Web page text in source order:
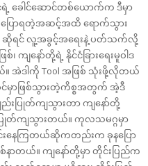
ရဲ့ ခေါင်ဆောင်တစ်ယောက်က ဒီမှာ
ပြောရတဲ့အဆင့်အထိ ရောက်သွား
ဆိုရင် လူ့အခွင့်အရေးနဲ့ ပတ်သက်လို့
ကျနော်တို့ရဲ့ နိုင်ငံခြားရေးမူဝါဒ
။ အဲဒါကို Tool အဖြစ် သုံးဖို့လိုတယ်
မှာဖြစ်သွားတဲ့ကိစ္စအတွက် အဲ့ဒီ
ပြုတ်ကျသွားတာ ကျနော်တို့
တ်ကျသွားတယ်။ ကုလသမဂ္ဂမှာ
းနေကြတယ်ဆိုကတည်းက ခုနပြော
နာတယ်။ ကျနော်တို့မှာ တိုင်းပြည်က